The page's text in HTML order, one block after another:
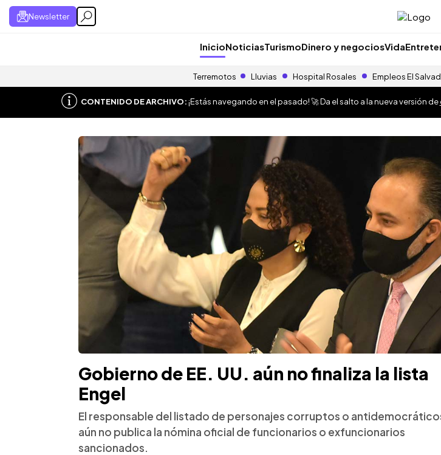
Newsletter
InicioNoticiasTurismoDinero y negociosVida
Terremotos Lluvias Hospital Rosales Empleos El
CONTENIDO DE ARCHIVO:¡Estás navegando en el pasado! 🚀 Da el salto a la nueva versión de
Gobierno de EE. UU. aún no finaliza la lista
Engel
El responsable del listado de personajes corruptos o
aún no publica la nómina oficial de funcionarios o exfuncionarios
sancionados.